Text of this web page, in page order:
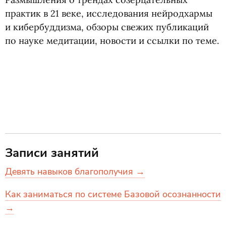
практик в 21 веке, исследования нейродхармы
и кибербуддизма, обзоры свежих публикаций
по науке медитации, новости и ссылки по теме.
Записи занятий
Девять навыков благополучия →
Как заниматься по системе Базовой осознанности
→